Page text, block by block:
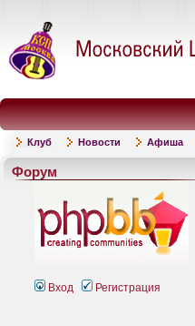
Клуб Новости Афиша
Форум
Вход Регистрация